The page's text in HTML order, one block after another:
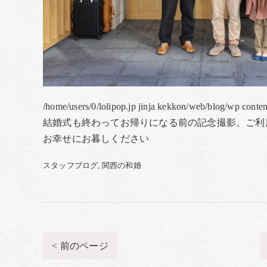
/home/users/0/lolipop.jp jinja kekkon/web/blog/wp
結婚式も終わってお帰りになる前の記念撮影。ご
お幸せにお暮しください
スタッフブログ 関西の和婚
< 前のページ